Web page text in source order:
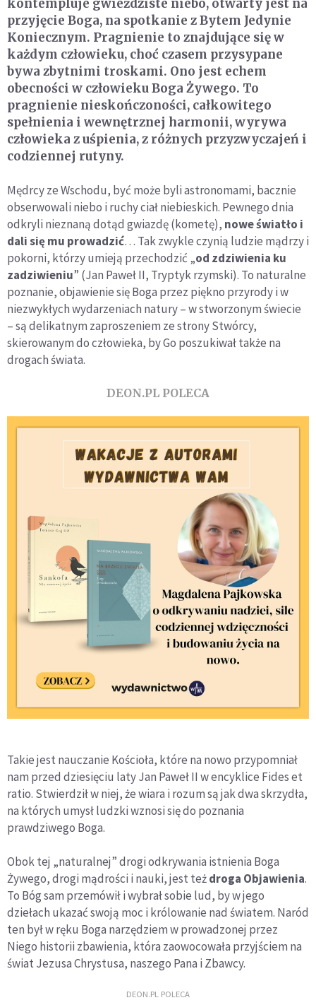
kontempluje gwieździste niebo, otwarty jest na
przyjęcie Boga, na spotkanie z Bytem Jedynie
Koniecznym. Pragnienie to znajdujące się w
każdym człowieku, choć czasem przysypane
bywa zbytnimi troskami. Ono jest echem
obecności w człowieku Boga Żywego. To
pragnienie nieskończoności, całkowitego
spełnienia i wewnętrznej harmonii, wyrywa
człowieka z uśpienia, z różnych przyzwyczajeń i
codziennej rutyny.
Mędrcy ze Wschodu, być może byli astronomami, bacznie
obserwowali niebo i ruchy ciał niebieskich. Pewnego dnia
odkryli nieznaną dotąd gwiazdę (kometę), nowe światło i
dali się mu prowadzić… Tak zwykle czynią ludzie mądrzy i
pokorni, którzy umieją przechodzić „od zdziwienia ku
zadziwieniu” (Jan Paweł II, Tryptyk rzymski). To naturalne
poznanie, objawienie się Boga przez piękno przyrody i w
niezwykłych wydarzeniach natury – w stworzonym świecie
– są delikatnym zaproszeniem ze strony Stwórcy,
skierowanym do człowieka, by Go poszukiwał także na
drogach świata.
DEON.PL POLECA
Takie jest nauczanie Kościoła, które na nowo przypomniał
nam przed dziesięciu laty Jan Paweł II w encyklice Fides et
ratio. Stwierdził w niej, że wiara i rozum są jak dwa skrzydła,
na których umysł ludzki wznosi się do poznania
prawdziwego Boga.
Obok tej „naturalnej” drogi odkrywania istnienia Boga
Żywego, drogi mądrości i nauki, jest teżdroga Objawienia.
To Bóg sam przemówił i wybrał sobie lud, by w jego
dziełach ukazać swoją moc i królowanie nad światem. Naród
ten był w ręku Boga narzędziem w prowadzonej przez
Niego historii zbawienia, która zaowocowała przyjściem na
świat Jezusa Chrystusa, naszego Pana i Zbawcy.
DEON.PL POLECA